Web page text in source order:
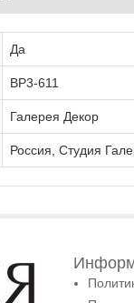
Да
ВР3-611
Галерея Декор
Россия, Студия